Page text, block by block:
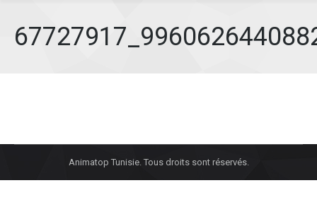
Animatop Tunisie. Tous droits sont réservés.